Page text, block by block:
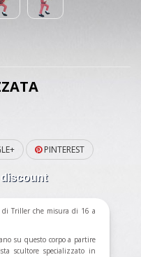
PINTEREST
discount
di Triller che misura di 16 a
su questo corpo a partire
scultore specializzato in